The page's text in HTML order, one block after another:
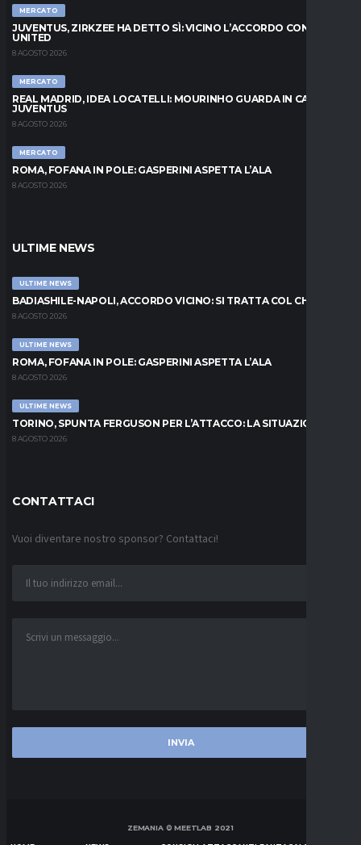
MERCATO
JUVENTUS, ZIRKZEE HA DETTO SÌ: VICINO L’ACCORDO CON LO
UNITED
8 AGOSTO 2026
MERCATO
REAL MADRID, IDEA LOCATELLI: MOURINHO GUARDA IN CASA
JUVENTUS
8 AGOSTO 2026
MERCATO
ROMA, FOFANA IN POLE: GASPERINI ASPETTA L’ALA
8 AGOSTO 2026
ULTIME NEWS
ULTIME NEWS
BADIASHILE-NAPOLI, ACCORDO VICINO: SI TRATTA COL CHELSEA
8 AGOSTO 2026
ULTIME NEWS
ROMA, FOFANA IN POLE: GASPERINI ASPETTA L’ALA
8 AGOSTO 2026
ULTIME NEWS
TORINO, SPUNTA FERGUSON PER L’ATTACCO: LA SITUAZIONE
8 AGOSTO 2026
CONTATTACI
Vuoi diventare nostro sponsor? Contattaci!
ZEMANIA © MEETLAB 2021